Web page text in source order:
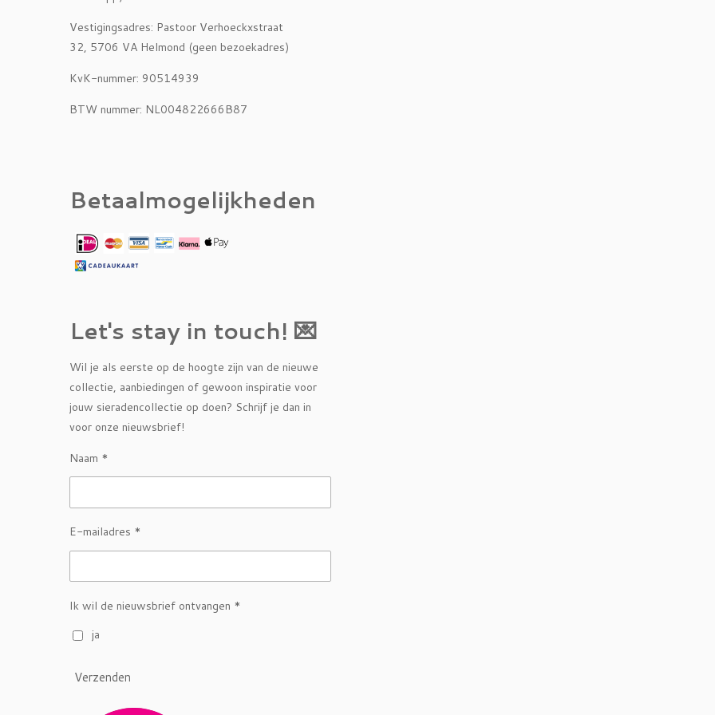
Vestigingsadres: Pastoor Verhoeckxstraat
32, 5706 VA Helmond (geen bezoekadres)
KvK-nummer: 90514939
BTW nummer: NL004822666B87
Betaalmogelijkheden
Let's stay in touch! 💌
Wil je als eerste op de hoogte zijn van de nieuwe
collectie, aanbiedingen of gewoon inspiratie voor
jouw sieradencollectie op doen? Schrijf je dan in
voor onze nieuwsbrief!
Naam *
E-mailadres *
Ik wil de nieuwsbrief ontvangen *
ja
Verzenden